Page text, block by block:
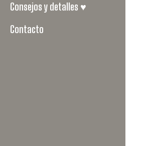
Consejos y detalles ♥
Contacto